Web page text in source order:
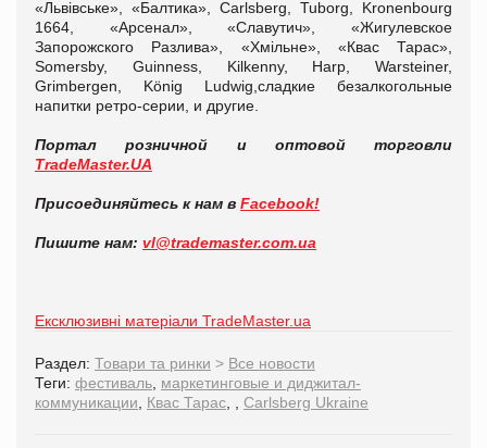
«Львівське», «Балтика», Carlsberg, Tuborg, Kronenbourg
1664, «Арсенал», «Славутич», «Жигулевское
Запорожского Разлива», «Хмільне», «Квас Тарас»,
Somersby, Guinness, Kilkenny, Harp, Warsteiner,
Grimbergen, König Ludwig,сладкие безалкогольные
напитки ретро-серии, и другие.
Портал розничной и оптовой торговли
TradeMaster.UA
Присоединяйтесь к нам в Facebook!
Пишите нам: vl@trademaster.com.ua
Ексклюзивні матеріали TradeMaster.ua
Раздел: Товари та ринки > Все новости
Теги: фестиваль маркетинговые и диджитал-
коммуникации
Квас Тарас Carlsberg Ukraine